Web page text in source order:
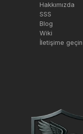
Hakkımızda
SSS
Blog
Wiki
İletişime geçin